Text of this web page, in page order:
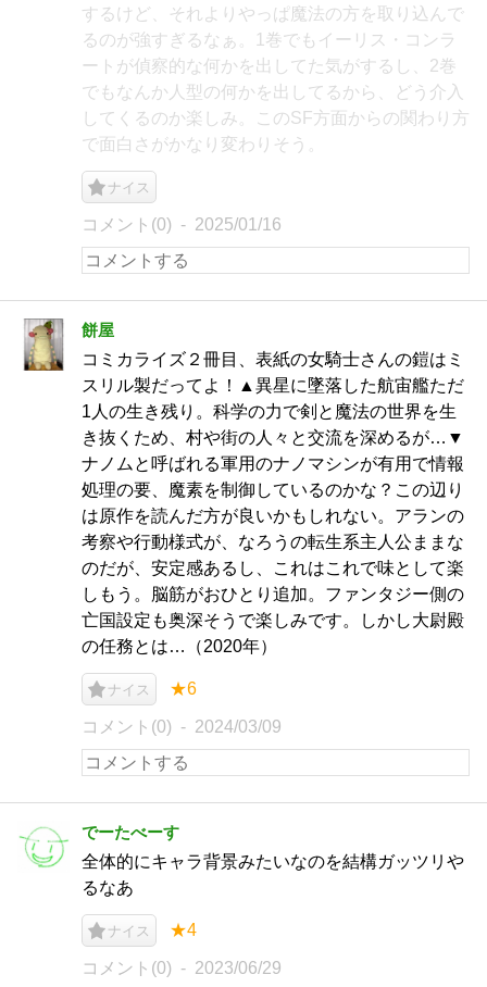
するけど、それよりやっぱ魔法の方を取り込んで
るのが強すぎるなぁ。1巻でもイーリス・コンラ
ートが偵察的な何かを出してた気がするし、2巻
でもなんか人型の何かを出してるから、どう介入
してくるのか楽しみ。このSF方面からの関わり方
で面白さがかなり変わりそう。
ナイス
コメント(0) 2025/01/16
餅屋
コミカライズ２冊目、表紙の女騎士さんの鎧はミ
スリル製だってよ！▲異星に墜落した航宙艦ただ
1人の生き残り。科学の力で剣と魔法の世界を生
き抜くため、村や街の人々と交流を深めるが…▼
ナノムと呼ばれる軍用のナノマシンが有用で情報
処理の要、魔素を制御しているのかな？この辺り
は原作を読んだ方が良いかもしれない。アランの
考察や行動様式が、なろうの転生系主人公ままな
のだが、安定感あるし、これはこれで味として楽
しもう。脳筋がおひとり追加。ファンタジー側の
亡国設定も奥深そうで楽しみです。しかし大尉殿
の任務とは…（2020年）
ナイス ★6
コメント(0) 2024/03/09
でーたべーす
全体的にキャラ背景みたいなのを結構ガッツリや
るなあ
ナイス ★4
コメント(0) 2023/06/29